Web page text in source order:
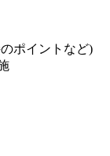
ポイントなど)